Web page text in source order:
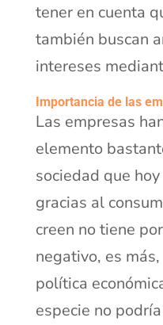
tener en cuenta
también buscan
intereses
Importancia de las
Las empresas
elemento
sociedad que
gracias al
creen no tiene
negativo, es
política
especie no